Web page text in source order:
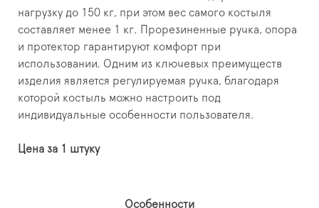
нагрузку до 150 кг, при этом вес самого костыля
составляет менее 1 кг. Прорезиненные ручка, опора
и протектор гарантируют комфорт при
использовании. Одним из ключевых преимуществ
изделия является регулируемая ручка, благодаря
которой костыль можно настроить под
индивидуальные особенности пользователя.
Цена за 1 штуку
Особенности